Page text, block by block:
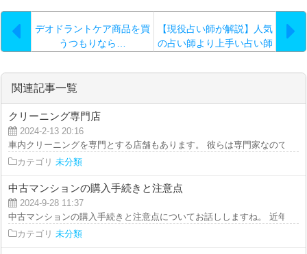
デオドラントケア商品を買
うつもりなら…
【現役占い師が解説】人気
の占い師より上手い占い師
関連記事一覧
クリーニング専門店
2024-2-13 20:16
車内クリーニングを専門とする店舗もあります。 彼らは専門家なので、
カテゴリ 未分類
中古マンションの購入手続きと注意点
2024-9-28 11:37
中古マンションの購入手続きと注意点についてお話ししますね。 近年、
カテゴリ 未分類